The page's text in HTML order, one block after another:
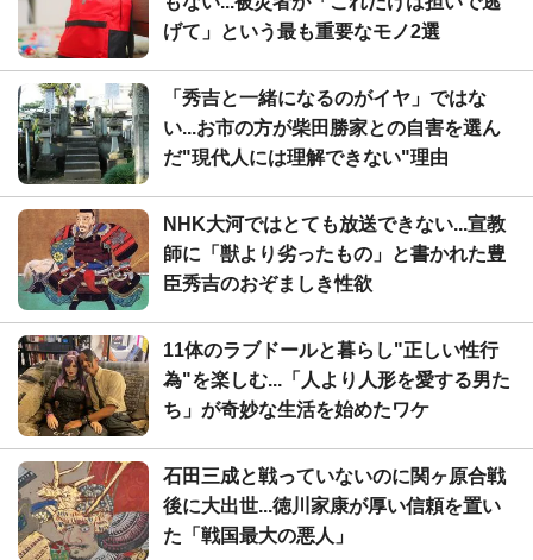
げて」という最も重要なモノ2選
「秀吉と一緒になるのがイヤ」ではな
い...お市の方が柴田勝家との自害を選ん
だ"現代人には理解できない"理由
NHK大河ではとても放送できない...宣教
師に「獣より劣ったもの」と書かれた豊
臣秀吉のおぞましき性欲
11体のラブドールと暮らし"正しい性行
為"を楽しむ...「人より人形を愛する男た
ち」が奇妙な生活を始めたワケ
石田三成と戦っていないのに関ヶ原合戦
後に大出世...徳川家康が厚い信頼を置い
た「戦国最大の悪人」